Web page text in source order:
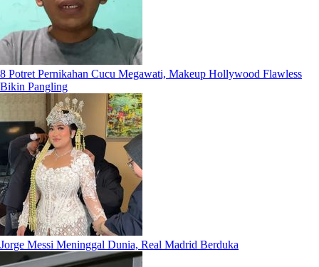
8 Potret Pernikahan Cucu Megawati, Makeup Hollywood Flawless
Bikin Pangling
Jorge Messi Meninggal Dunia, Real Madrid Berduka